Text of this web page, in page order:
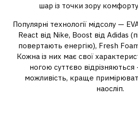
шар із точки зору комфорту
Популярні технології мідсолу —
React від Nike, Boost від Adidas
повертають енергію), Fresh
Кожна із них має свої
ногою суттєво
можливість, краще
наосліп.